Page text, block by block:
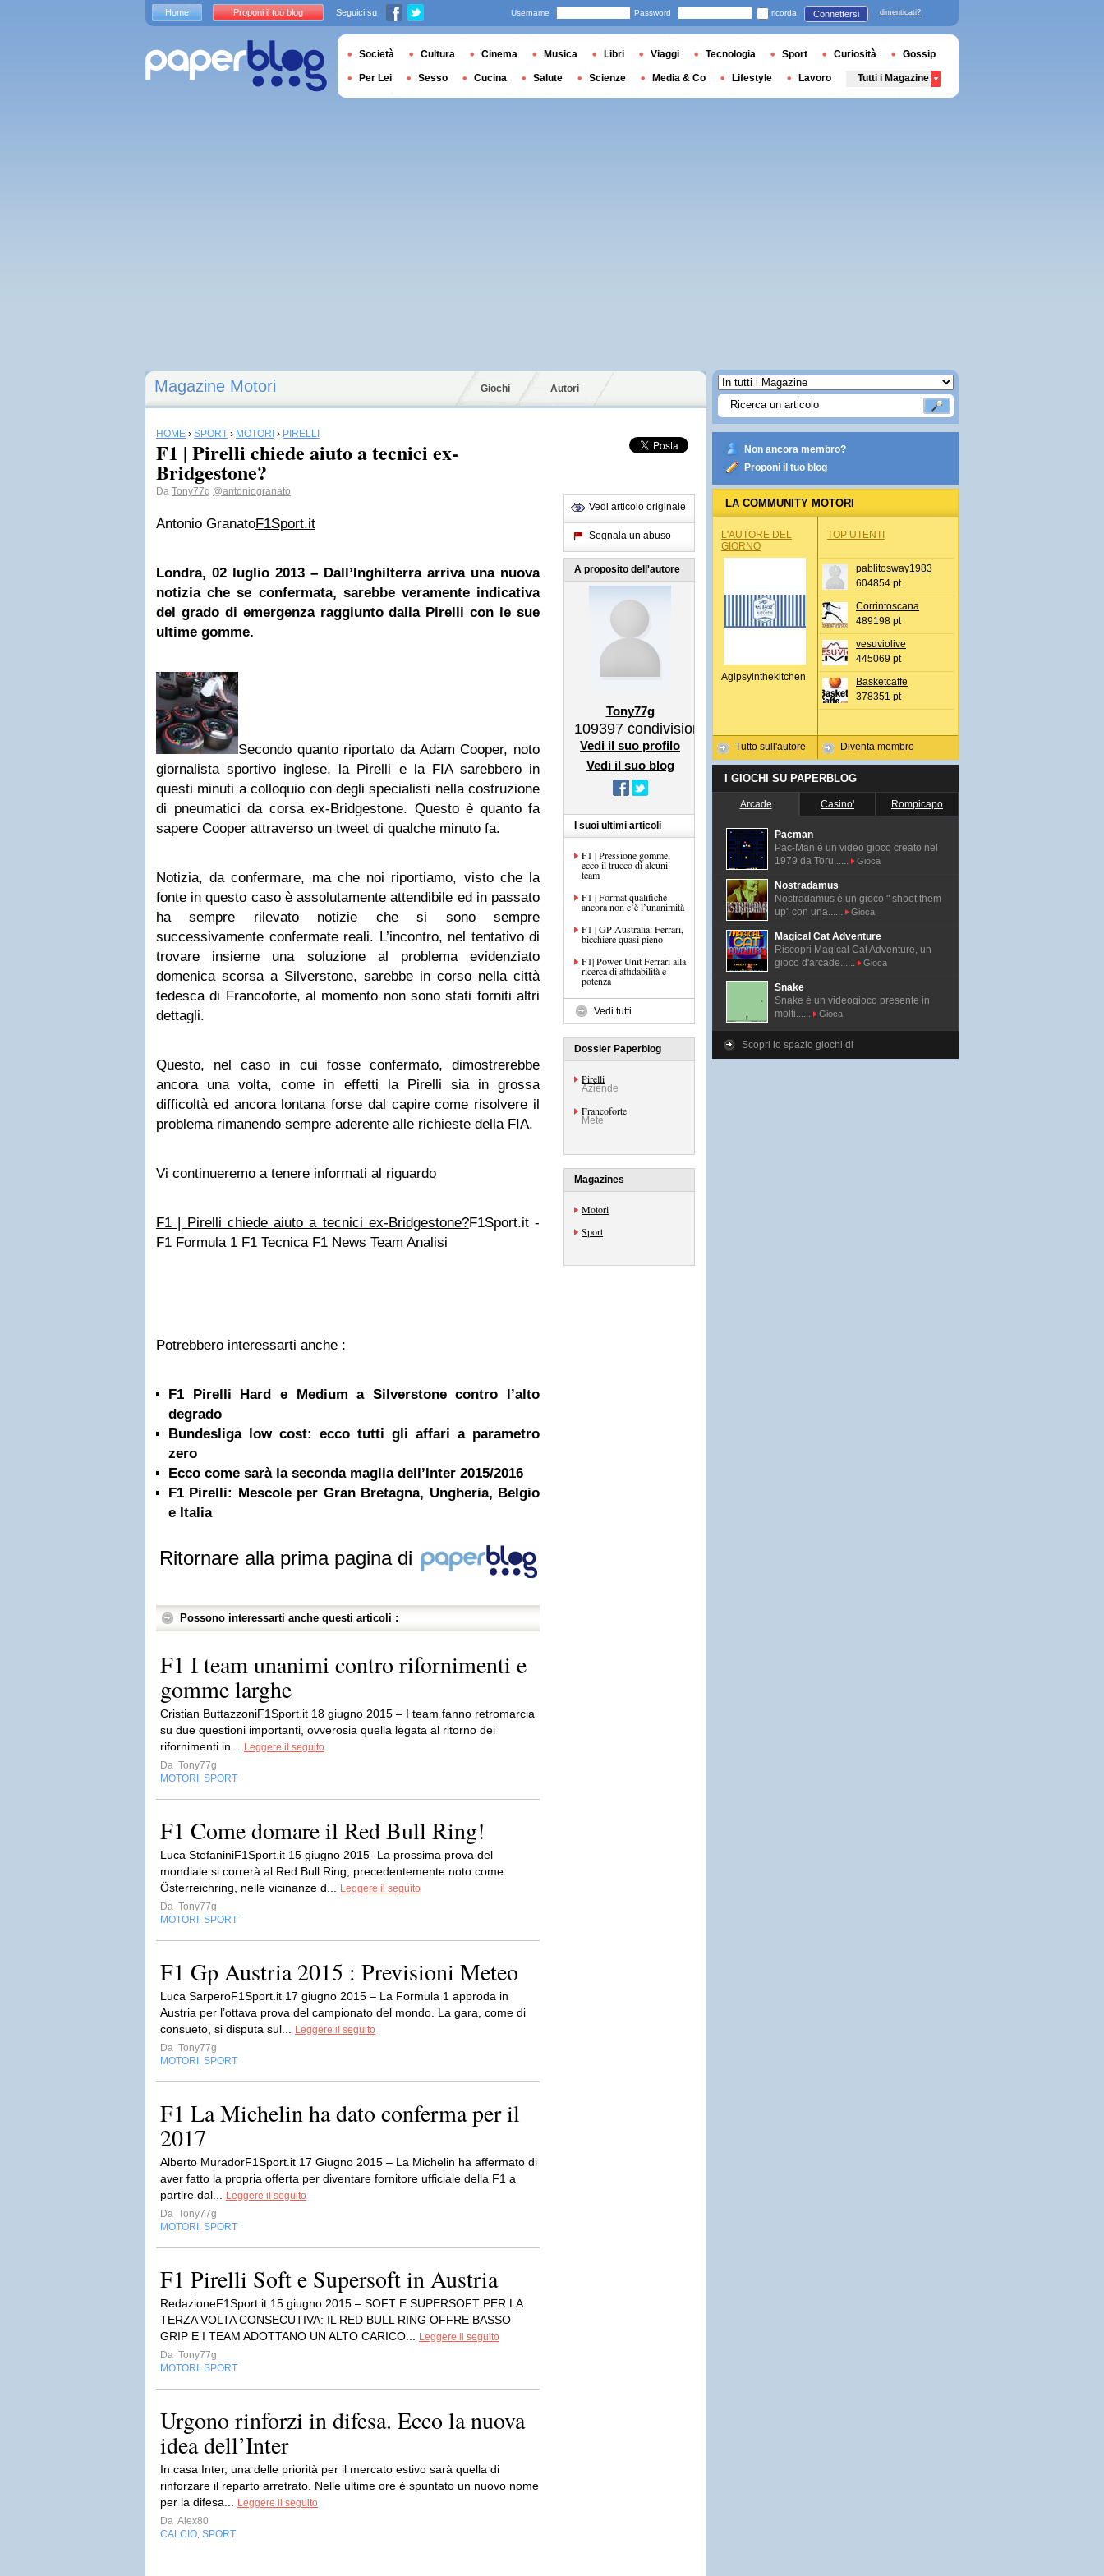
Magazine Motori Giochi Autori
HOME › SPORT › MOTORI › PIRELLI
F1 | Pirelli chiede aiuto a tecnici ex-
Bridgestone?
Da Tony77g @antoniogranato
Antonio GranatoF1Sport.it
Londra, 02 luglio 2013 – Dall’Inghilterra arriva una nuova
notizia che se confermata, sarebbe veramente indicativa
del grado di emergenza raggiunto dalla Pirelli con le sue
ultime gomme.
Secondo quanto riportato da Adam Cooper, noto
giornalista sportivo inglese, la Pirelli e la FIA sarebbero in
questi minuti a colloquio con degli specialisti nella costruzione
di pneumatici da corsa ex-Bridgestone. Questo è quanto fa
sapere Cooper attraverso un tweet di qualche minuto fa.
Notizia, da confermare, ma che noi riportiamo, visto che la
fonte in questo caso è assolutamente attendibile ed in passato
ha sempre rilevato notizie che si sono sempre
successivamente confermate reali. L’incontro, nel tentativo di
trovare insieme una soluzione al problema evidenziato
domenica scorsa a Silverstone, sarebbe in corso nella città
tedesca di Francoforte, al momento non sono stati forniti altri
dettagli.
Questo, nel caso in cui fosse confermato, dimostrerebbe
ancora una volta, come in effetti la Pirelli sia in grossa
difficoltà ed ancora lontana forse dal capire come risolvere il
problema rimanendo sempre aderente alle richieste della FIA.
Vi continueremo a tenere informati al riguardo
F1 | Pirelli chiede aiuto a tecnici ex-Bridgestone?F1Sport.it -
F1 Formula 1 F1 Tecnica F1 News Team Analisi
Potrebbero interessarti anche :
F1 Pirelli Hard e Medium a Silverstone contro l’alto
degrado
Bundesliga low cost: ecco tutti gli affari a parametro
zero
Ecco come sarà la seconda maglia dell’Inter 2015/2016
F1 Pirelli: Mescole per Gran Bretagna, Ungheria, Belgio
e Italia
Ritornare alla prima pagina di
Possono interessarti anche questi articoli :
F1 I team unanimi contro rifornimenti e
gomme larghe
Cristian ButtazzoniF1Sport.it 18 giugno 2015 – I team fanno retromarcia
su due questioni importanti, ovverosia quella legata al ritorno dei
rifornimenti in...
Leggere il seguito
Da Tony77g
MOTORI
SPORT
F1 Come domare il Red Bull Ring!
Luca StefaniniF1Sport.it 15 giugno 2015- La prossima prova del
mondiale si correrà al Red Bull Ring, precedentemente noto come
Österreichring, nelle vicinanze d...
Leggere il seguito
Da Tony77g
MOTORI
SPORT
F1 Gp Austria 2015 : Previsioni Meteo
Luca SarperoF1Sport.it 17 giugno 2015 – La Formula 1 approda in
Austria per l’ottava prova del campionato del mondo. La gara, come di
consueto, si disputa sul...
Leggere il seguito
Da Tony77g
MOTORI
SPORT
F1 La Michelin ha dato conferma per il
2017
Alberto MuradorF1Sport.it 17 Giugno 2015 – La Michelin ha affermato di
aver fatto la propria offerta per diventare fornitore ufficiale della F1 a
partire dal...
Leggere il seguito
Da Tony77g
MOTORI
SPORT
F1 Pirelli Soft e Supersoft in Austria
RedazioneF1Sport.it 15 giugno 2015 – SOFT E SUPERSOFT PER LA
TERZA VOLTA CONSECUTIVA: IL RED BULL RING OFFRE BASSO
GRIP E I TEAM ADOTTANO UN ALTO CARICO...
Leggere il seguito
Da Tony77g
MOTORI
SPORT
Urgono rinforzi in difesa. Ecco la nuova
idea dell’Inter
In casa Inter, una delle priorità per il mercato estivo sarà quella di
rinforzare il reparto arretrato. Nelle ultime ore è spuntato un nuovo nome
per la difesa...
Leggere il seguito
Da Alex80
CALCIO SPORT
Vedi articolo originale
Segnala un abuso
A proposito dell'autore
Tony77g
109397 condivisioni
Vedi il suo profilo
Vedi il suo blog
I suoi ultimi articoli
F1 | Pressione gomme,
ecco il trucco di alcuni
team
F1 | Format qualifiche
ancora non c’è l’unanimità
F1 | GP Australia: Ferrari,
bicchiere quasi pieno
F1| Power Unit Ferrari alla
ricerca di affidabilità e
potenza
Vedi tutti
Dossier Paperblog
Pirelli
Aziende
Francoforte
Mete
Magazines
Motori
Sport
Non ancora membro?
Proponi il tuo blog
LA COMMUNITY MOTORI
L'AUTORE DEL
GIORNO
Agipsyinthekitchen
Tutto sull'autore
TOP UTENTI
pablitosway1983
604854 pt
Corrintoscana
489198 pt
vesuviolive
445069 pt
Basketcaffe
378351 pt
Diventa membro
I GIOCHI SU PAPERBLOG
Arcade Casino' Rompicapo
Pacman
Pac-Man é un video gioco creato nel
1979 da Toru......
Gioca
Nostradamus
Nostradamus è un gioco " shoot them
up" con una......
Gioca
Magical Cat Adventure
Riscopri Magical Cat Adventure, un
gioco d'arcade......
Gioca
Snake
Snake è un videogioco presente in
molti......
Gioca
Scopri lo spazio giochi di
Home Proponi il tuo blog Seguici su Username Password ricorda Connettersi dimenticati?
Società Cultura Cinema Musica Libri Viaggi Tecnologia Sport Curiosità Gossip
Per Lei Sesso Cucina Salute Scienze Media & Co Lifestyle Lavoro Tutti i Magazine